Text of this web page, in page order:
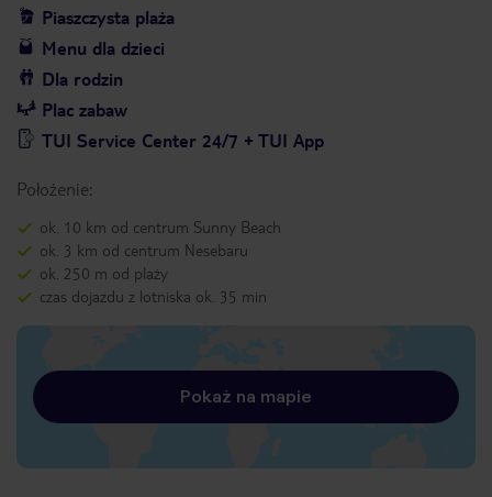
Piaszczysta plaża
Menu dla dzieci
Dla rodzin
Plac zabaw
TUI Service Center 24/7 + TUI App
Położenie:
ok. 10 km od centrum Sunny Beach
ok. 3 km od centrum Nesebaru
ok. 250 m od plaży
czas dojazdu z lotniska ok. 35 min
Pokaż na mapie